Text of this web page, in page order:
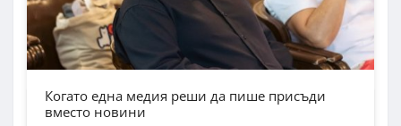
Когато една медия реши да пише присъди
вместо новини